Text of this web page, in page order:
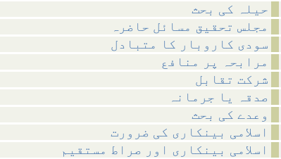
حیلہ کی بحث
مجلس تحقیق مسائل حاضرہ
سودی کاروبار کا متبادل
مرابحہ پر منافع
شرکت تقابل
صدقہ یا جرمانہ
وعدے کی بحث
اسلامی بینکاری کی ضرورت
اسلامی بینکاری اور صراط مستقیم